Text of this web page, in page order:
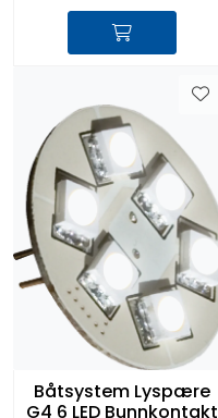
Båtsystem Lyspære
G4 6 LED Bunnkontakt